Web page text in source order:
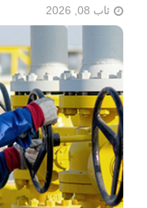
ئاب 08, 2026